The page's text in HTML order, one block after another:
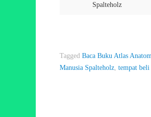
Spalteholz
Tagged Baca Buku Atlas
Manusia Spalteholz tempat